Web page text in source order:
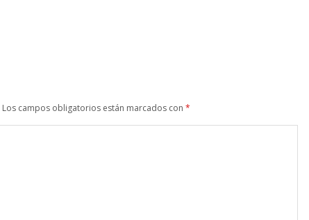
Los campos obligatorios están marcados con *